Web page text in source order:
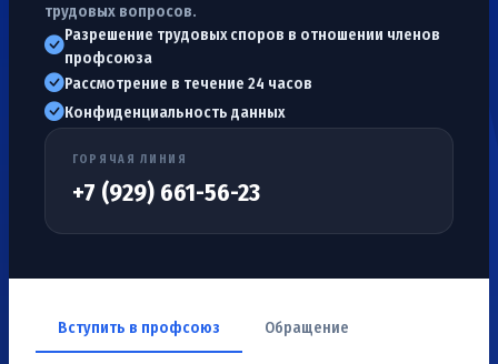
трудовых вопросов.
Разрешение трудовых споров в отношении членов
профсоюза
Рассмотрение в течение 24 часов
Конфиденциальность данных
ГОРЯЧАЯ ЛИНИЯ
+7 (929) 661-56-23
Вступить в профсоюз Обращение